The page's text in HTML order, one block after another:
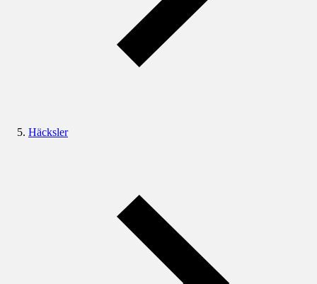
Häcksler